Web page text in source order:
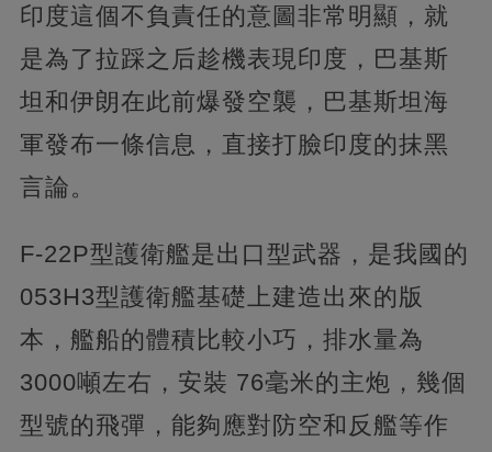
印度這個不負責任的意圖非常明顯，就
是為了拉踩之后趁機表現印度，巴基斯
坦和伊朗在此前爆發空襲，巴基斯坦海
軍發布一條信息，直接打臉印度的抹黑
言論。
F-22P型護衛艦是出口型武器，是我國的
053H3型護衛艦基礎上建造出來的版
本，艦船的體積比較小巧，排水量為
3000噸左右，安裝 76毫米的主炮，幾個
型號的飛彈，能夠應對防空和反艦等作